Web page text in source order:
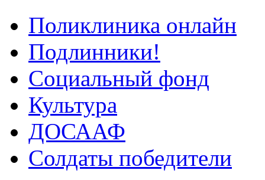
Поликлиника онлайн
Подлинники!
Социальный фонд
Культура
ДОСААФ
Солдаты победители